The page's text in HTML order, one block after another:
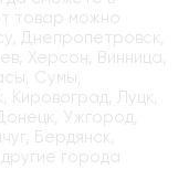
товар можно
Днепропетровск,
Херсон, Винница,
Сумы,
Луцк,
Ужгород,
Бердянск,
города